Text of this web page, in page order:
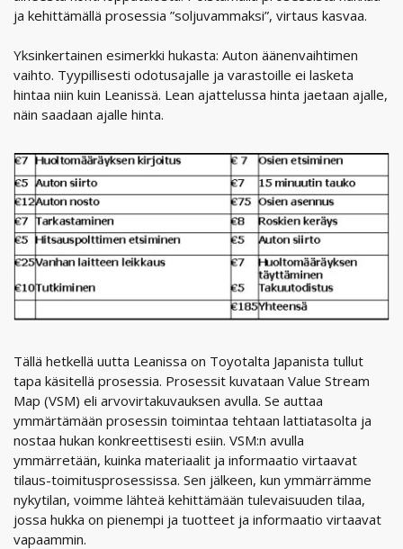
ja kehittämällä prosessia ”soljuvammaksi”, virtaus kasvaa.
Yksinkertainen esimerkki hukasta: Auton äänenvaihtimen
vaihto. Tyypillisesti odotusajalle ja varastoille ei lasketa
hintaa niin kuin Leanissä. Lean ajattelussa hinta jaetaan ajalle,
näin saadaan ajalle hinta.
Tällä hetkellä uutta Leanissa on Toyotalta Japanista tullut
tapa käsitellä prosessia. Prosessit kuvataan Value Stream
Map (VSM) eli arvovirtakuvauksen avulla. Se auttaa
ymmärtämään prosessin toimintaa tehtaan lattiatasolta ja
nostaa hukan konkreettisesti esiin. VSM:n avulla
ymmärretään, kuinka materiaalit ja informaatio virtaavat
tilaus-toimitusprosessissa. Sen jälkeen, kun ymmärrämme
nykytilan, voimme lähteä kehittämään tulevaisuuden tilaa,
jossa hukka on pienempi ja tuotteet ja informaatio virtaavat
vapaammin.